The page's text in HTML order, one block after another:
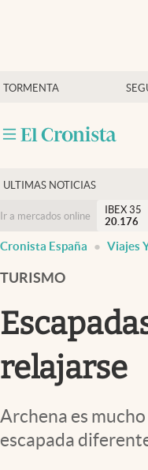
TORMENTA
Economía y finanzas
Criptomonedas
ULTIMAS NOTICIAS
Ir a mercados online
IBEX 35
20.176
Cronista España Viajes
TURISMO
relajarse
Archena es
escapada